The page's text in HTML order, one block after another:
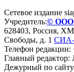
Сетевое издание
Учредитель:© ООО
628403, Россия,
Свободы, д. 1
Телефон редакции:
Главный
Дежурный по